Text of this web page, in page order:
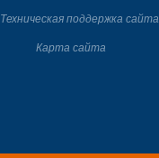
Техническая поддержка сайта
Карта сайта